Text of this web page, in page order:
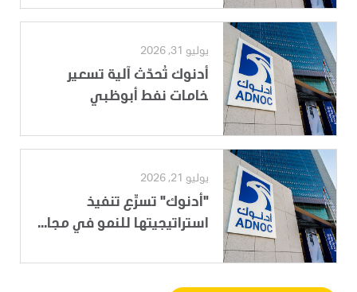
يوليو 31, 2026
أدنوك تُحدّث آلية تسعير
خامات نفط أبوظبي
يوليو 21, 2026
"أدنوك" تسرِّع تنفيذ
استراتيجيتها للنمو في مجا...